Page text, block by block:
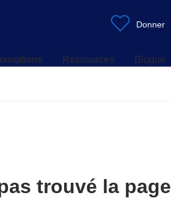
Ressources Blogue
Donner
trouvé la page
Ressources Blogue